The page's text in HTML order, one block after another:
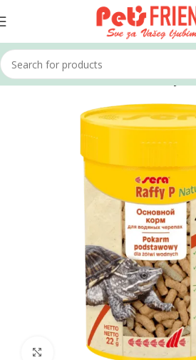
Home Akvaristika Hrana za kornjače
Click to enlarge